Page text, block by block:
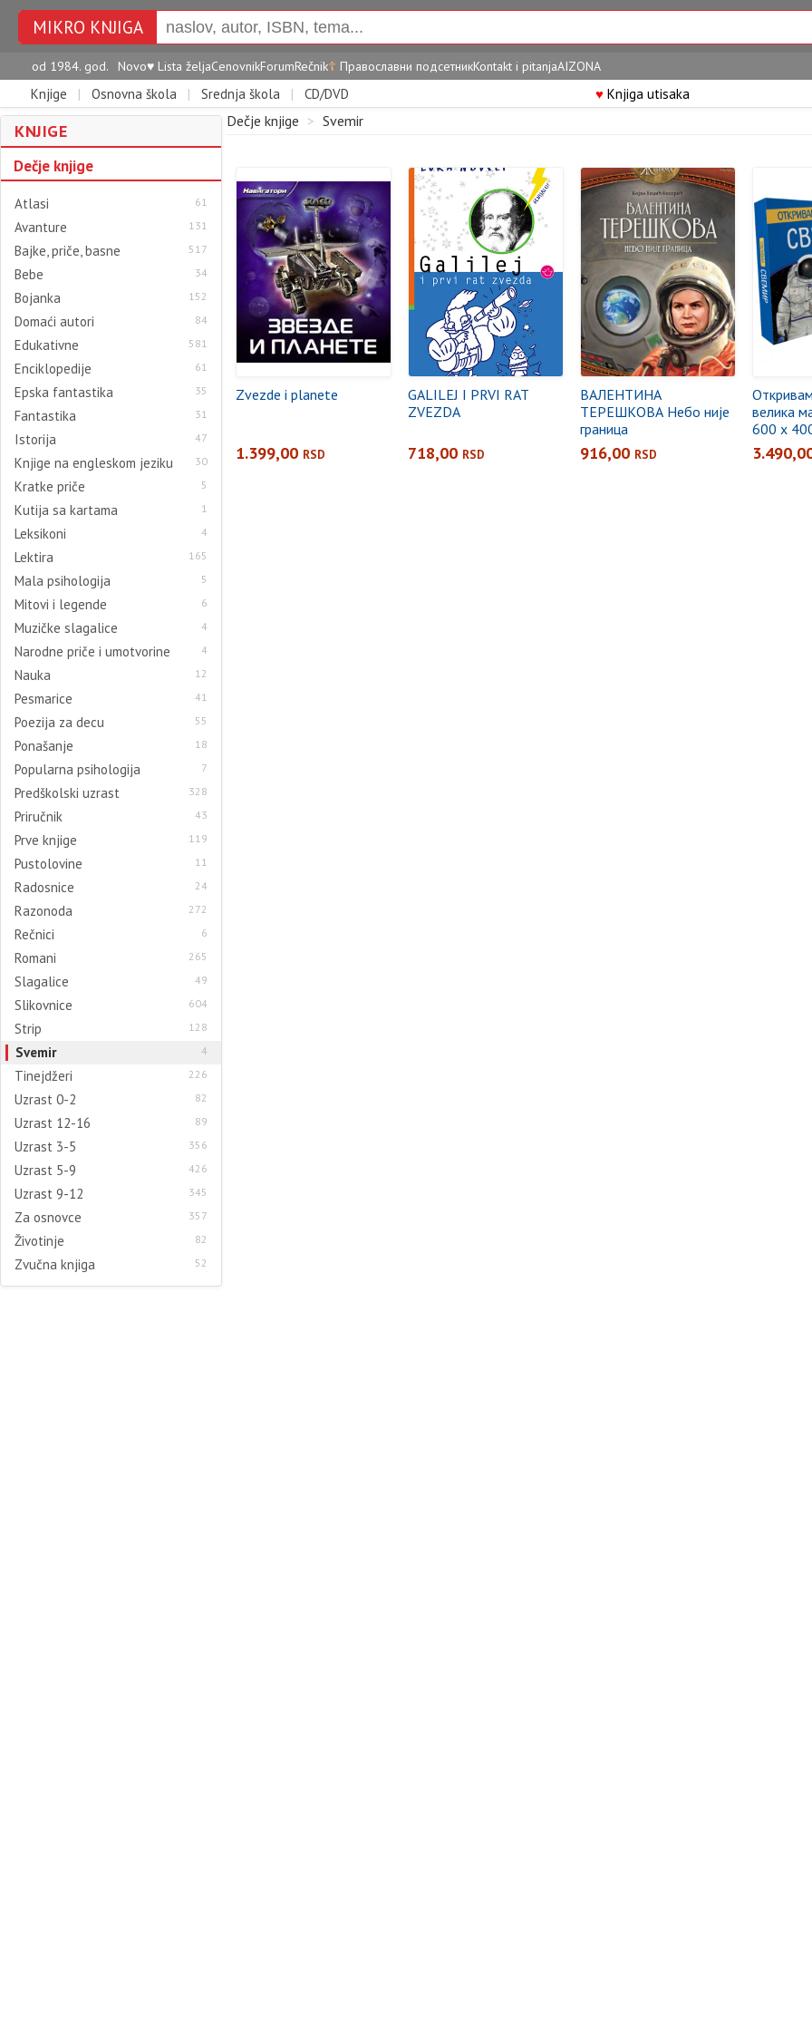
MIKRO KNJIGA
od 1984. god. Novo♥ Lista željaCenovnikForumRečnik☦ Православни подсетникKontakt i pitanjaAIZONA
Knjige | Osnovna škola | Srednja škola | CD/DVD ♥Knjiga utisaka
KNJIGE
Dečje knjige
Atlasi 61
Avanture 131
Bajke, priče, basne 517
Bebe 34
Bojanka 152
Domaći autori 84
Edukativne 581
Enciklopedije 61
Epska fantastika 35
Fantastika 31
Istorija 47
Knjige na engleskom jeziku 30
Kratke priče 5
Kutija sa kartama 1
Leksikoni 4
Lektira 165
Mala psihologija 5
Mitovi i legende 6
Muzičke slagalice 4
Narodne priče i umotvorine 4
Nauka 12
Pesmarice 41
Poezija za decu 55
Ponašanje 18
Popularna psihologija 7
Predškolski uzrast 328
Priručnik 43
Prve knjige 119
Pustolovine 11
Radosnice 24
Razonoda 272
Rečnici 6
Romani 265
Slagalice 49
Slikovnice 604
Strip 128
Svemir 4
Tinejdžeri 226
Uzrast 0-2 82
Uzrast 12-16 89
Uzrast 3-5 356
Uzrast 5-9 426
Uzrast 9-12 345
Za osnovce 357
Životinje 82
Zvučna knjiga 52
Dečje knjige > Svemir
Zvezde i planete
1.399,00 RSD
GALILEJ I PRVI RAT
ZVEZDA
718,00 RSD
ВАЛЕНТИНА
ТЕРЕШКОВА Небо није
граница
916,00 RSD
велика
600 x
+ кутија